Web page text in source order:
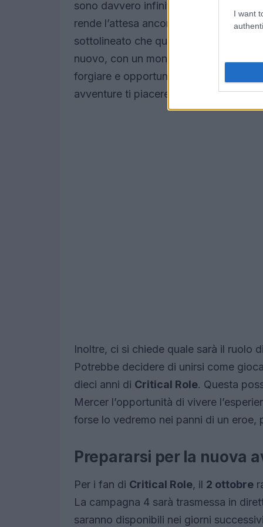
I want
sono davvero infinite. La mancanza di
rende l’attesa ancora più intrigante.
sottolineato che questa campagna
nuovo, con un mondo e un tono
forgiare e opportunità di esplorare un
avventure ti piacerebbe vivere?
Inoltre, ci si chiede quale sarà il ruolo di
Potrebbe decidere di unirsi come
dieci anni di Critical Role. Questa
Mercer l’opportunità di vivere
forse lo vedremo nei panni di un eroe,
Prepararsi per la nuova
Per i fan di Critical Role, il 2 ottobre
La campagna 4 sarà trasmessa in
saranno disponibili nei giorni